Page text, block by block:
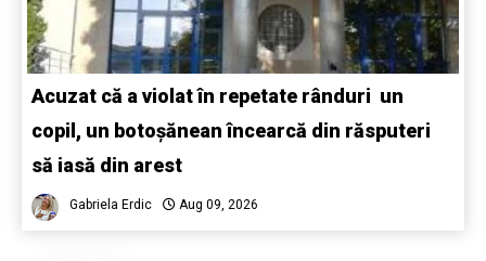
Acuzat că a violat în repetate rânduri un
copil, un botoșănean încearcă din răsputeri
să iasă din arest
Gabriela Erdic Aug 09, 2026